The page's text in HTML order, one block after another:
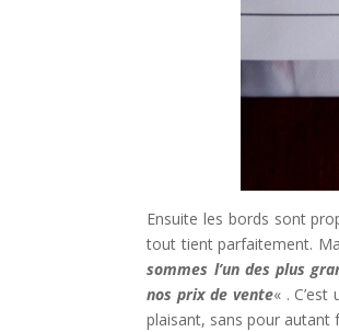
Ensuite les bords sont
tout tient parfaitement.
sommes l’un des plus
nos prix de vente« .
plaisant, sans pour autant